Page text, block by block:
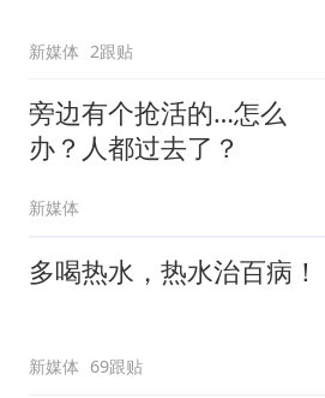
新媒体 2跟贴
旁边有个抢活的…怎么
办？人都过去了？
新媒体
多喝热水，热水治百病！
新媒体 69跟贴